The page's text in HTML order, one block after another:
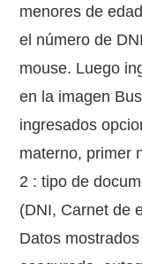
menores de
el número de
mouse. Luego
en la imagen
ingresados
materno, primer
2 : tipo de
(DNI, Carnet de
Datos